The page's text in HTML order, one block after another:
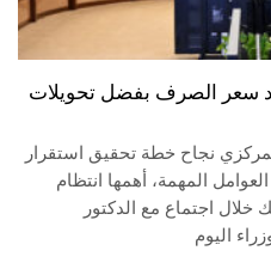
سعر الصرف بفضل تحويلات
نجاح خطة تحقيق استقرار
المهمة، أهمها انتظام
اجتماع مع الدكتور
اليوم